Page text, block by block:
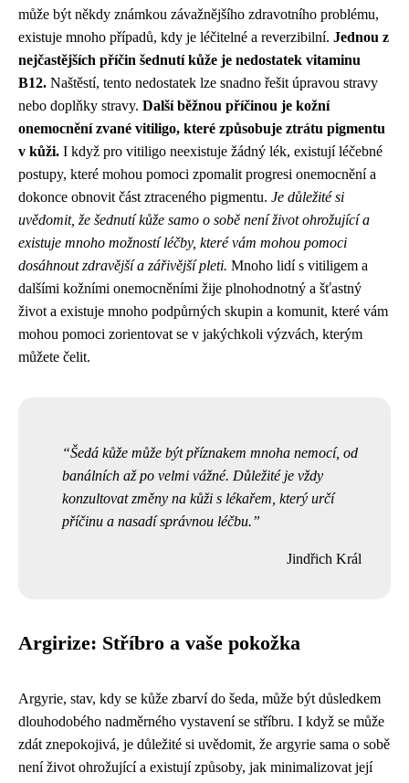
může být někdy známkou závažnějšího zdravotního problému,
existuje mnoho případů, kdy je léčitelné a reverzibilní. Jednou z
nejčastějších příčin šednutí kůže je nedostatek vitaminu
B12. Naštěstí, tento nedostatek lze snadno řešit úpravou stravy
nebo doplňky stravy. Další běžnou příčinou je kožní
onemocnění zvané vitiligo, které způsobuje ztrátu pigmentu
v kůži. I když pro vitiligo neexistuje žádný lék, existují léčebné
postupy, které mohou pomoci zpomalit progresi onemocnění a
dokonce obnovit část ztraceného pigmentu. Je důležité si
uvědomit, že šednutí kůže samo o sobě není život ohrožující a
existuje mnoho možností léčby, které vám mohou pomoci
dosáhnout zdravější a zářivější pleti. Mnoho lidí s vitiligem a
dalšími kožními onemocněními žije plnohodnotný a šťastný
život a existuje mnoho podpůrných skupin a komunit, které vám
mohou pomoci zorientovat se v jakýchkoli výzvách, kterým
můžete čelit.
Šedá kůže může být příznakem mnoha nemocí, od
banálních až po velmi vážné. Důležité je vždy
konzultovat změny na kůži s lékařem, který určí
příčinu a nasadí správnou léčbu.
Jindřich Král
Argirize: Stříbro a vaše pokožka
Argyrie, stav, kdy se kůže zbarví do šeda, může být důsledkem
dlouhodobého nadměrného vystavení se stříbru. I když se může
zdát znepokojivá, je důležité si uvědomit, že argyrie sama o sobě
není život ohrožující a existují způsoby, jak minimalizovat její